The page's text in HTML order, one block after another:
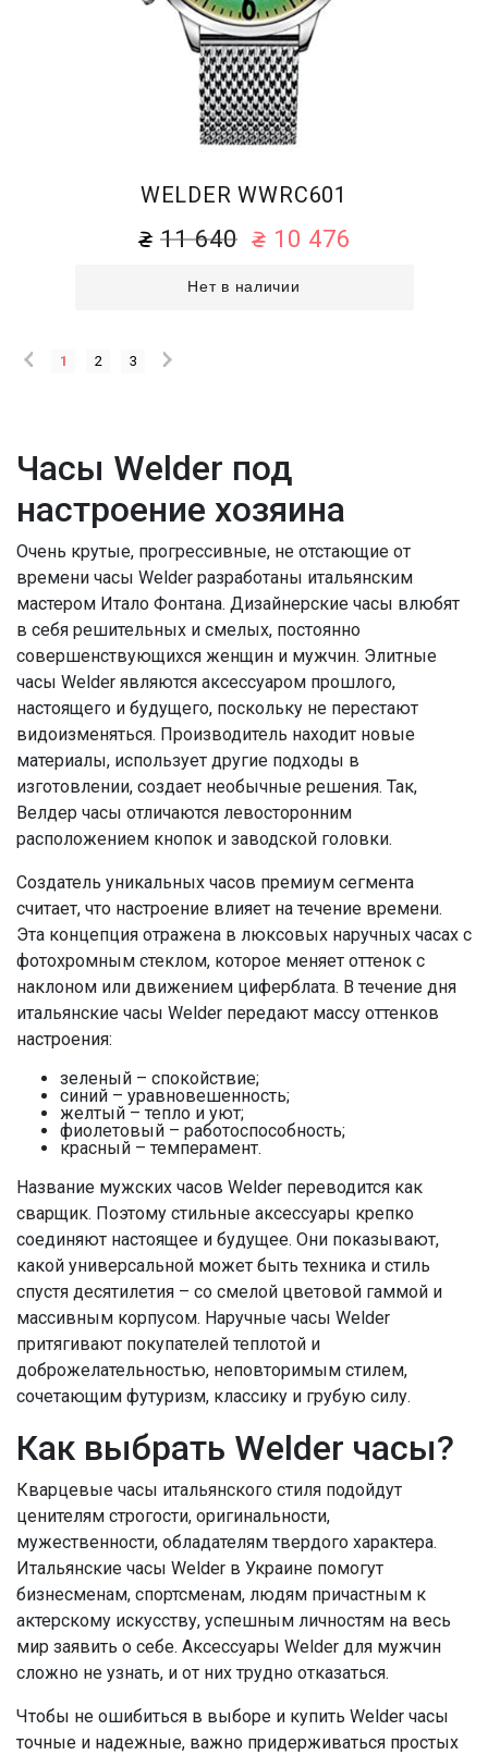
WELDER WWRC601
11 640 10 476
Нет в наличии
1 2 3
Часы Welder под
настроение хозяина
Очень крутые, прогрессивные, не отстающие от
времени часы Welder разработаны итальянским
мастером Итало Фонтана. Дизайнерские часы влюбят
в себя решительных и смелых, постоянно
совершенствующихся женщин и мужчин. Элитные
часы Welder являются аксессуаром прошлого,
настоящего и будущего, поскольку не перестают
видоизменяться. Производитель находит новые
материалы, использует другие подходы в
изготовлении, создает необычные решения. Так,
Велдер часы отличаются левосторонним
расположением кнопок и заводской головки.
Создатель уникальных часов премиум сегмента
считает, что настроение влияет на течение времени.
Эта концепция отражена в люксовых наручных часах с
фотохромным стеклом, которое меняет оттенок с
наклоном или движением циферблата. В течение дня
итальянские часы Welder передают массу оттенков
настроения:
зеленый – спокойствие;
синий – уравновешенность;
желтый – тепло и уют;
фиолетовый – работоспособность;
красный – темперамент.
Название мужских часов Welder переводится как
сварщик. Поэтому стильные аксессуары крепко
соединяют настоящее и будущее. Они показывают,
какой универсальной может быть техника и стиль
спустя десятилетия – со смелой цветовой гаммой и
массивным корпусом. Наручные часы Welder
притягивают покупателей теплотой и
доброжелательностью, неповторимым стилем,
сочетающим футуризм, классику и грубую силу.
Как выбрать Welder часы?
Кварцевые часы итальянского стиля подойдут
ценителям строгости, оригинальности,
мужественности, обладателям твердого характера.
Итальянские часы Welder в Украине помогут
бизнесменам, спортсменам, людям причастным к
актерскому искусству, успешным личностям на весь
мир заявить о себе. Аксессуары Welder для мужчин
сложно не узнать, и от них трудно отказаться.
Чтобы не ошибиться в выборе и купить Welder часы
точные и надежные, важно придерживаться простых